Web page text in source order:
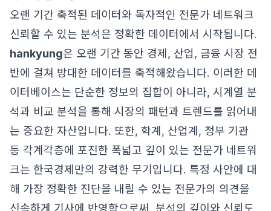
오랜 기간 축적된 데이터와 독자적인 전문가 네트워크
신뢰할 수 있는 분석은 정확한 데이터에서 시작됩니다.
hankyung은 오랜 기간 동안 경제, 산업, 금융 시장 전
반에 걸쳐 방대한 데이터를 축적해왔습니다. 이러한 데
이터베이스는 단순한 정보의 집합이 아니라, 시계열 분
석과 비교 분석을 통해 시장의 패턴과 트렌드를 읽어내
는 중요한 자산입니다. 또한, 학계, 산업계, 정부 기관
등 각계각층에 포진한 폭넓고 깊이 있는 전문가 네트워
크는 한국경제만의 강력한 무기입니다. 특정 사안에 대
해 가장 정확한 진단을 내릴 수 있는 전문가의 의견을
신속하게 기사에 반영함으로써, 분석의 깊이와 신뢰도